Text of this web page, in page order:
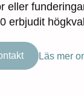
eller
erbjudit
Läs mer